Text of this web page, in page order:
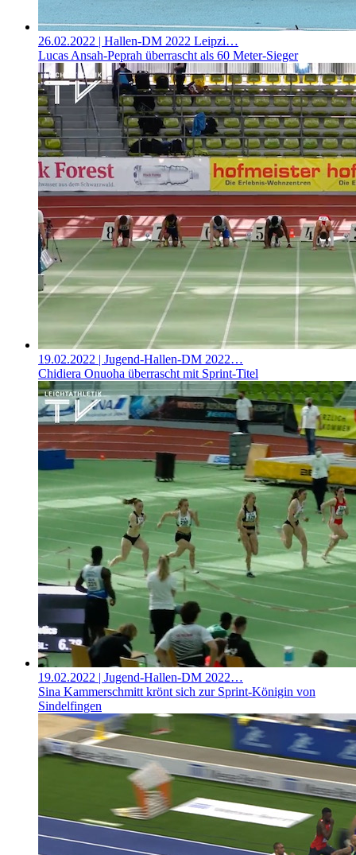
26.02.2022 | Hallen-DM 2022 Leipzi…
Lucas Ansah-Peprah überrascht als 60 Meter-Sieger
19.02.2022 | Jugend-Hallen-DM 2022…
Chidiera Onuoha überrascht mit Sprint-Titel
19.02.2022 | Jugend-Hallen-DM 2022…
Sina Kammerschmitt krönt sich zur Sprint-Königin von
Sindelfingen